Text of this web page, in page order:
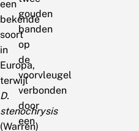
een
bekende
soort
in
Europa,
terwijl
D.
stenochrysis
(Warren)
gouden
banden
op
de
voorvleugel
verbonden
door
een